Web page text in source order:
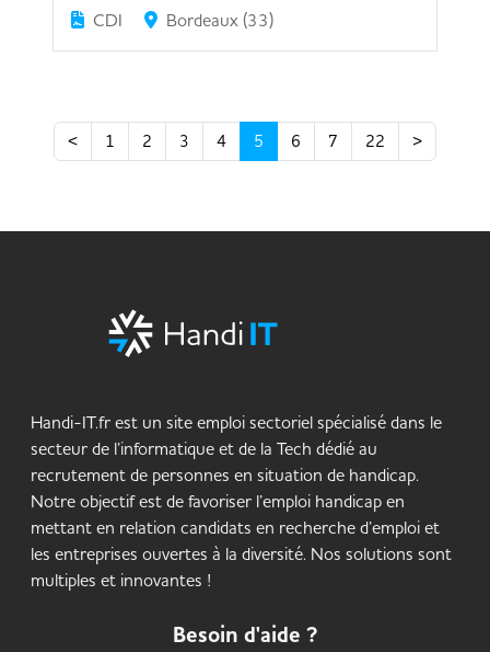
CDI Bordeaux (33)
< 1 2 3 4 5 6 7 22 >
Handi-IT.fr est un site emploi sectoriel spécialisé dans le
secteur de l’informatique et de la Tech dédié au
recrutement de personnes en situation de handicap.
Notre objectif est de favoriser l’emploi handicap en
mettant en relation candidats en recherche d’emploi et
les entreprises ouvertes à la diversité. Nos solutions sont
multiples et innovantes !
Besoin d'aide ?